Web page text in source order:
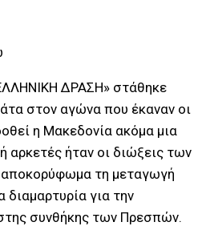
ΔΡΑΣΗ» στάθηκε
στον αγώνα που έκαναν οι
η Μακεδονία ακόμα μια
αρκετές ήταν οι διώξεις των
τη μεταγωγή
διαμαρτυρία για την
συνθήκης των Πρεσπών.